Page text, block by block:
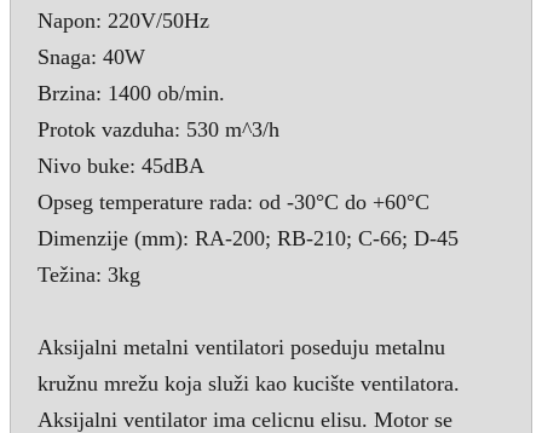
Napon: 220V/50Hz
Snaga: 40W
Brzina: 1400 ob/min.
Protok vazduha: 530 m^3/h
Nivo buke: 45dBA
Opseg temperature rada: od -30°C do +60°C
Dimenzije (mm): RA-200; RB-210; C-66; D-45
Težina: 3kg
Aksijalni metalni ventilatori poseduju metalnu
kružnu mrežu koja služi kao kucište ventilatora.
Aksijalni ventilator ima celicnu elisu. Motor se